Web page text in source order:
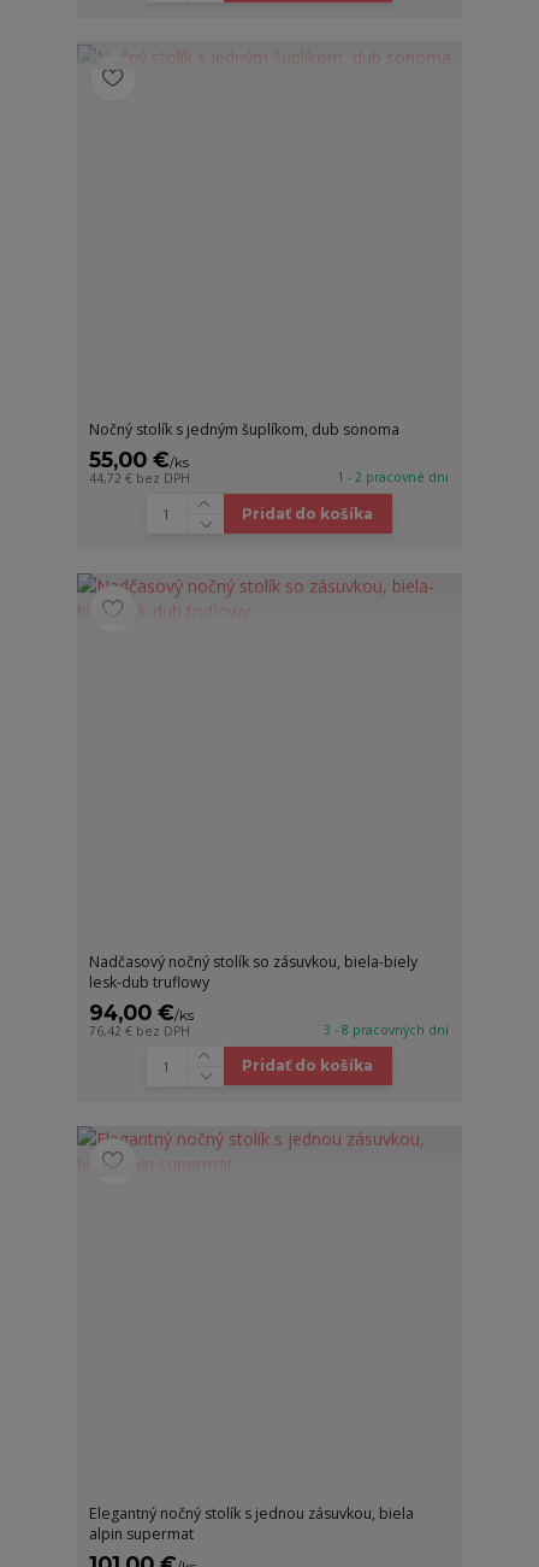
Nočný stolík s jedným šuplíkom, dub sonoma
55,00 €/ks
44,72 € bez DPH 1 - 2 pracovné dni
Pridať do košíka
Nadčasový nočný stolík so zásuvkou, biela-biely
lesk-dub truflowy
94,00 €/ks
76,42 € bez DPH 3 - 8 pracovných dní
Pridať do košíka
Elegantný nočný stolík s jednou zásuvkou, biela
alpin supermat